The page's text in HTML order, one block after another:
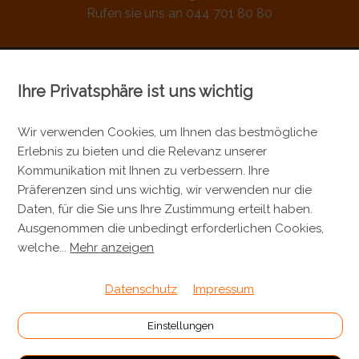
Rufen sie uns an 044 701 80 80
KONTAKT
Metzgerei Künzli AG
Mülistrasse 7
8143 Stallikon
+41 44 701 80 80
info@metzgereikuenzli.ch
Verpackung & Versand
Ihre Privatsphäre ist uns wichtig
Wir verwenden Cookies, um Ihnen das bestmögliche
Erlebnis zu bieten und die Relevanz unserer
Kommunikation mit Ihnen zu verbessern. Ihre
Präferenzen sind uns wichtig, wir verwenden nur die
Daten, für die Sie uns Ihre Zustimmung erteilt haben.
Ausgenommen die unbedingt erforderlichen Cookies,
welche... Mehr anzeigen
Datenschutz Impressum
Einstellungen